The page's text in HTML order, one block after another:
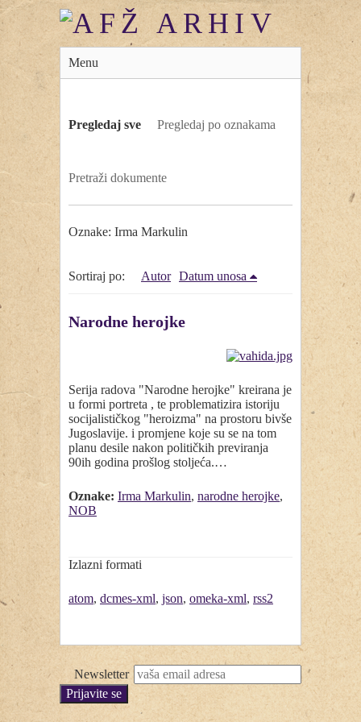
Menu
Pregledaj sve Pregledaj po oznakama
Pretraži dokumente
Oznake: Irma Markulin
Sortiraj po: Autor Datum unosa
Narodne herojke
Serija radova "Narodne herojke" kreirana je
u formi portreta , te problematizira istoriju
socijalističkog "heroizma" na prostoru bivše
Jugoslavije. i promjene koje su se na tom
planu desile nakon političkih previranja
90ih godina prošlog stoljeća.…
Oznake: Irma Markulin, narodne herojke,
NOB
Izlazni formati
atom, dcmes-xml, json, omeka-xml, rss2
Newsletter